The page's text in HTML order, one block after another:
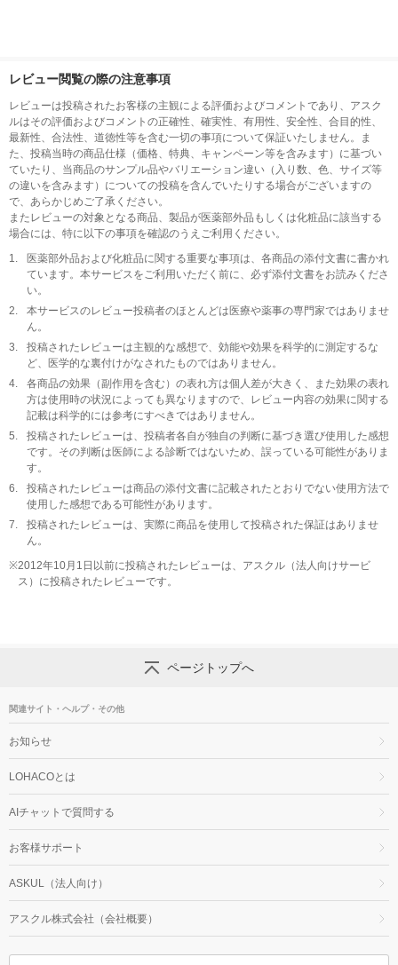
レビュー閲覧の際の注意事項
レビューは投稿されたお客様の主観による評価およびコメントであり、アスク
ルはその評価およびコメントの正確性、確実性、有用性、安全性、合目的性、
最新性、合法性、道徳性等を含む一切の事項について保証いたしません。ま
た、投稿当時の商品仕様（価格、特典、キャンペーン等を含みます）に基づい
ていたり、当商品のサンプル品やバリエーション違い（入り数、色、サイズ等
の違いを含みます）についての投稿を含んでいたりする場合がございますの
で、あらかじめご了承ください。
またレビューの対象となる商品、製品が医薬部外品もしくは化粧品に該当する
場合には、特に以下の事項を確認のうえご利用ください。
1.
医薬部外品および化粧品に関する重要な事項は、各商品の添付文書に書かれ
ています。本サービスをご利用いただく前に、必ず添付文書をお読みくださ
い。
2.
本サービスのレビュー投稿者のほとんどは医療や薬事の専門家ではありませ
ん。
3.
投稿されたレビューは主観的な感想で、効能や効果を科学的に測定するな
ど、医学的な裏付けがなされたものではありません。
4.
各商品の効果（副作用を含む）の表れ方は個人差が大きく、また効果の表れ
方は使用時の状況によっても異なりますので、レビュー内容の効果に関する
記載は科学的には参考にすべきではありません。
5.
投稿されたレビューは、投稿者各自が独自の判断に基づき選び使用した感想
です。その判断は医師による診断ではないため、誤っている可能性がありま
す。
6.
投稿されたレビューは商品の添付文書に記載されたとおりでない使用方法で
使用した感想である可能性があります。
7.
投稿されたレビューは、実際に商品を使用して投稿された保証はありませ
ん。
※2012年10月1日以前に投稿されたレビューは、アスクル（法人向けサービ
ス）に投稿されたレビューです。
ページトップへ
関連サイト・ヘルプ・その他
お知らせ
LOHACOとは
AIチャットで質問する
お客様サポート
ASKUL（法人向け）
アスクル株式会社（会社概要）